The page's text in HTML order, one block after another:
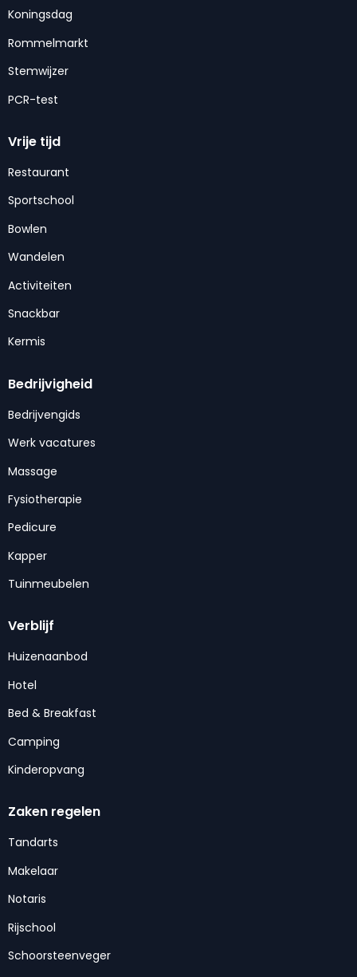
Koningsdag
Rommelmarkt
Stemwijzer
PCR-test
Vrije tijd
Restaurant
Sportschool
Bowlen
Wandelen
Activiteiten
Snackbar
Kermis
Bedrijvigheid
Bedrijvengids
Werk vacatures
Massage
Fysiotherapie
Pedicure
Kapper
Tuinmeubelen
Verblijf
Huizenaanbod
Hotel
Bed & Breakfast
Camping
Kinderopvang
Zaken regelen
Tandarts
Makelaar
Notaris
Rijschool
Schoorsteenveger